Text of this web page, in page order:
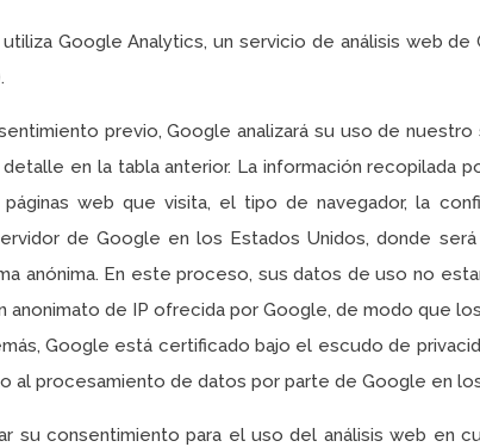
Google Analytics, un servicio de análisis web de
previo, Google analizará su uso de
en la tabla anterior. La información
web que visita, el tipo de navegador, la
de Google en los Estados Unidos, donde
anónima. En este proceso, sus datos de uso no
anonimato de IP ofrecida por Google, de modo que
Google está certificado bajo el escudo de
al procesamiento de datos por parte de Google en
su consentimiento para el uso del análisis web en